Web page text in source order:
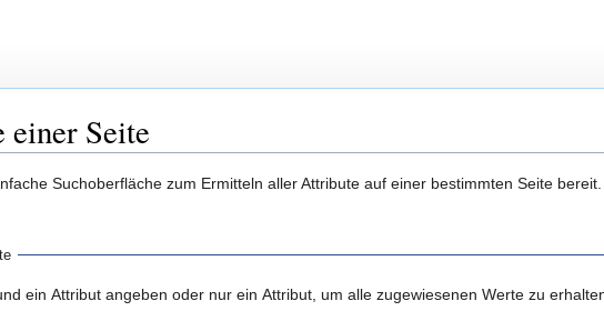
Seite
Suchoberfläche zum Ermitteln aller Attribute auf einer bestimmten Seite
ein Attribut angeben oder nur ein Attribut, um alle zugewiesenen Werte zu